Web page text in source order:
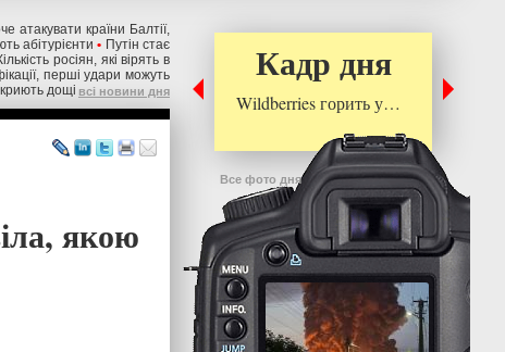
атакувати країни Балтії,
абітурієнти • Путін стає
росіян, які вірять в
перші удари можуть
дощі всі новини дня
якою
Кадр дня
Wildberries горить у…
Все фото дня